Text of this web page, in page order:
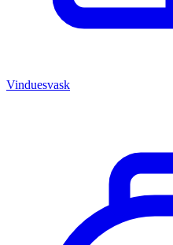
Vinduesvask